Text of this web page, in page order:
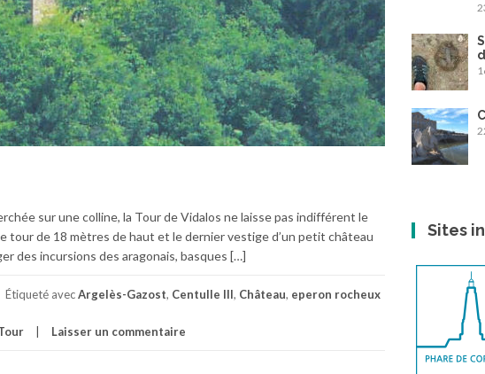
sur une colline, la Tour de Vidalos ne laisse pas indifférent le
tour de 18 mètres de haut et le dernier vestige d’un petit château
des incursions des aragonais, basques […]
Étiqueté avecArgelès-Gazost, Centulle III, Château, eperon rocheux
Laisser un commentaire
Sites